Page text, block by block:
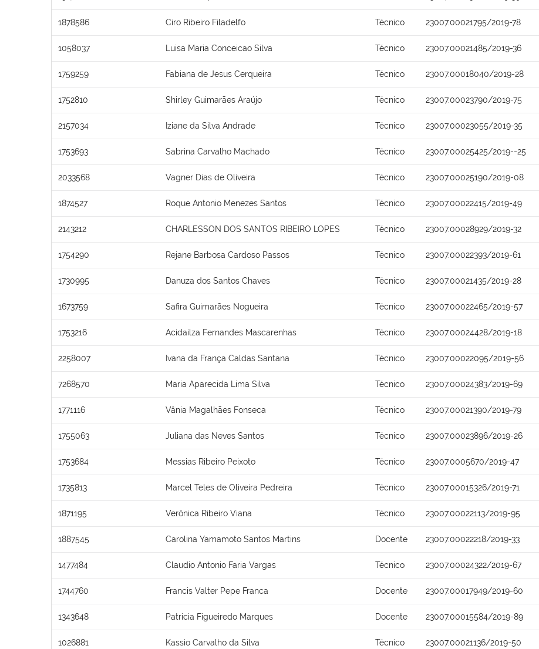
1878586 Ciro Ribeiro Filadelfo Técnico 23007.00021795/2019-78
1058037 Luisa Maria Conceicao Silva Técnico 23007.00021485/2019-36
1759259 Fabiana de Jesus Cerqueira Técnico 23007.00018040/2019-28
1752810 Shirley Guimarães Araújo Técnico 23007.00023790/2019-75
2157034 Iziane da Silva Andrade Técnico 23007.00023055/2019-35
1753693 Sabrina Carvalho Machado Técnico 23007.00025425/2019--25
2033568 Vagner Dias de Oliveira Técnico 23007.00025190/2019-08
1874527 Roque Antonio Menezes Santos Técnico 23007.00022415/2019-49
2143212 CHARLESSON DOS SANTOS RIBEIRO LOPES Técnico 23007.00028929/2019-32
1754290 Rejane Barbosa Cardoso Passos Técnico 23007.00022393/2019-61
1730995 Danuza dos Santos Chaves Técnico 23007.00021435/2019-28
1673759 Safira Guimarães Nogueira Técnico 23007.00022465/2019-57
1753216 Acidailza Fernandes Mascarenhas Técnico 23007.00024428/2019-18
2258007 Ivana da França Caldas Santana Técnico 23007.00022095/2019-56
7268570 Maria Aparecida Lima Silva Técnico 23007.00024383/2019-69
1771116 Vânia Magalhães Fonseca Técnico 23007.00021390/2019-79
1755063 Juliana das Neves Santos Técnico 23007.00023896/2019-26
1753684 Messias Ribeiro Peixoto Técnico 23007.0005670/2019-47
1735813 Marcel Teles de Oliveira Pedreira Técnico 23007.00015326/2019-71
1871195 Verônica Ribeiro Viana Técnico 23007.00022113/2019-95
1887545 Carolina Yamamoto Santos Martins Docente 23007.00022218/2019-33
1477484 Claudio Antonio Faria Vargas Técnico 23007.00024322/2019-67
1744760 Francis Valter Pepe Franca Docente 23007.00017949/2019-60
1343648 Patricia Figueiredo Marques Docente 23007.00015584/2019-89
1026881 Kassio Carvalho da Silva Técnico 23007.00021136/2019-50